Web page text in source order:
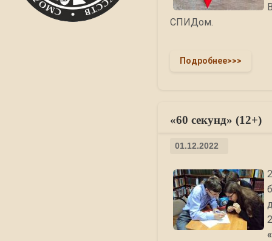
СПИДом.
Подробнее>>>
«60 секунд» (12+)
01.12.2022